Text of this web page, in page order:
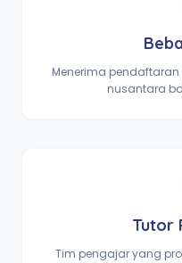
Menerima
nusantara
Tutor
Tim pengajar yang